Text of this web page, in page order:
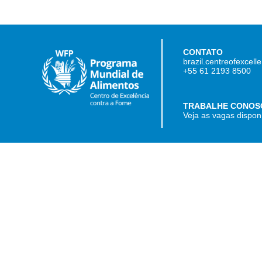
CONTATO
+55 61 2193 8500
TRABALHE
Veja as vagas